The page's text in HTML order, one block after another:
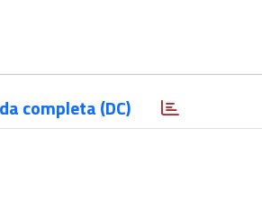
completa (DC)